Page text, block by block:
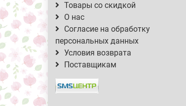
Товары со скидкой
О нас
Согласие на обработку
персональных данных
Условия возврата
Поставщикам